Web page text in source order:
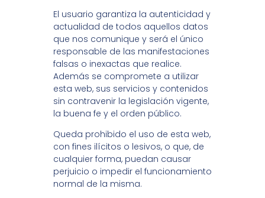
El usuario garantiza la autenticidad y
actualidad de todos aquellos datos
que nos comunique y será el único
responsable de las manifestaciones
falsas o inexactas que realice.
Además se compromete a utilizar
esta web, sus servicios y contenidos
sin contravenir la legislación vigente,
la buena fe y el orden público.
Queda prohibido el uso de esta web,
con fines ilícitos o lesivos, o que, de
cualquier forma, puedan causar
perjuicio o impedir el funcionamiento
normal de la misma.